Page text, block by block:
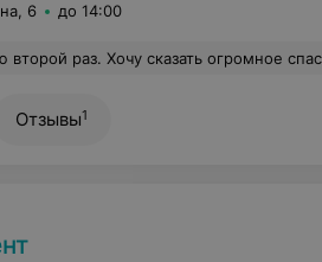
6 до 14:00
сказать огромное спасибо врачу Е Марии Андреевне. Врач очень профессионально лечит, а ещё это очень добрый,
Отзывы1